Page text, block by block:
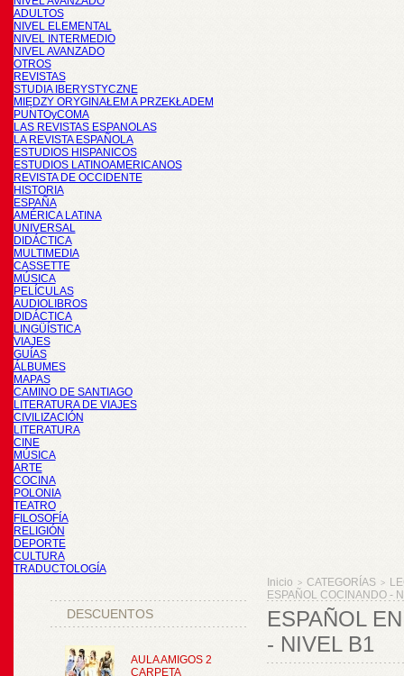
ADULTOS
NIVEL ELEMENTAL
NIVEL INTERMEDIO
NIVEL AVANZADO
OTROS
REVISTAS
STUDIA IBERYSTYCZNE
MIĘDZY ORYGINAŁEM A PRZEKŁADEM
PUNTOyCOMA
LAS REVISTAS ESPANOLAS
LA REVISTA ESPAÑOLA
ESTUDIOS HISPANICOS
ESTUDIOS LATINOAMERICANOS
REVISTA DE OCCIDENTE
HISTORIA
ESPAÑA
AMÉRICA LATINA
UNIVERSAL
DIDÁCTICA
MULTIMEDIA
CASSETTE
MÚSICA
PELÍCULAS
AUDIOLIBROS
DIDÁCTICA
LINGÜÍSTICA
VIAJES
GUÍAS
ÁLBUMES
MAPAS
CAMINO DE SANTIAGO
LITERATURA DE VIAJES
CIVILIZACIÓN
LITERATURA
CINE
MÚSICA
ARTE
COCINA
POLONIA
TEATRO
FILOSOFÍA
RELIGIÓN
DEPORTE
CULTURA
TRADUCTOLOGÍA
DESCUENTOS
AULA AMIGOS 2
CARPETA
Inicio > CATEGORÍAS >
ESPAÑOL COCINANDO -
ESPAÑOL
- NIVEL B1